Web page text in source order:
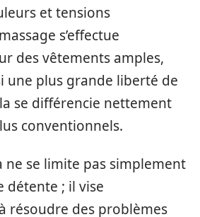
et tensions
s’effectue
des vêtements amples,
une plus grande liberté de
se différencie nettement
conventionnels.
ne se limite pas simplement
détente ; il vise
résoudre des problèmes